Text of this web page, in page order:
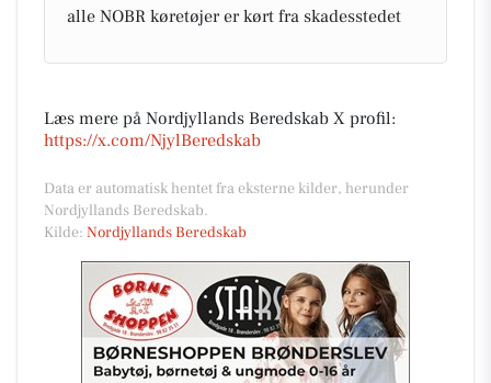
alle NOBR køretøjer er kørt fra skadesstedet
Læs mere på Nordjyllands Beredskab X profil:
https://x.com/NjylBeredskab
Data er automatisk hentet fra eksterne kilder, herunder
Nordjyllands Beredskab.
Kilde: Nordjyllands Beredskab